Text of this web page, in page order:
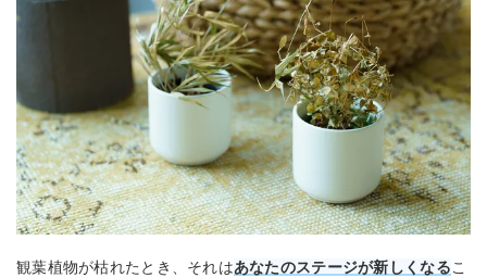
観葉植物が枯れたとき、それはあなたのステージが新しくなるこ